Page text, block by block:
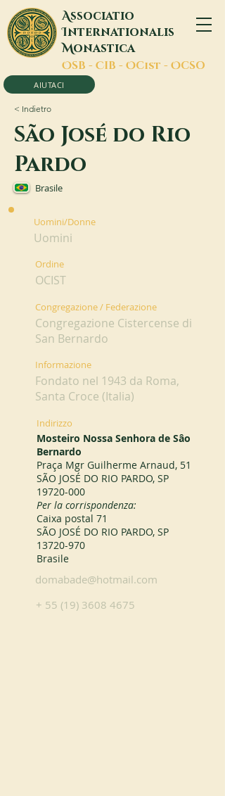
Associatio
Internationalis
Monastica
OSB - CIB - OCist - OCSO
AIUTACI
< Indietro
São José do Rio
Pardo
Brasile
Uomini/Donne
Uomini
Ordine
OCIST
Congregazione / Federazione
Congregazione Cistercense di
San Bernardo
Informazione
Fondato nel 1943 da Roma,
Santa Croce (Italia)
Indirizzo
Mosteiro Nossa Senhora de Sâo
Bernardo
Praça Mgr Guilherme Arnaud, 51
SÃO JOSÉ DO RIO PARDO, SP
19720-000
Per la corrispondenza:
Caixa postal 71
SÃO JOSÉ DO RIO PARDO, SP
13720-970
Brasile
domabade@hotmail.com
+ 55 (19) 3608 4675